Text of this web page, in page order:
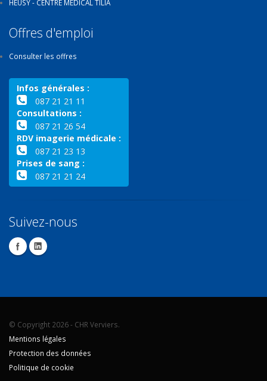
HEUSY - CENTRE MÉDICAL TILIA
Offres d'emploi
Consulter les offres
Infos générales :
087 21 21 11
Consultations :
087 21 26 54
RDV imagerie médicale :
087 21 23 13
Prises de sang :
087 21 21 24
Suivez-nous
© Copyright 2026 - CHR Verviers.
Mentions légales
Protection des données
Politique de cookie